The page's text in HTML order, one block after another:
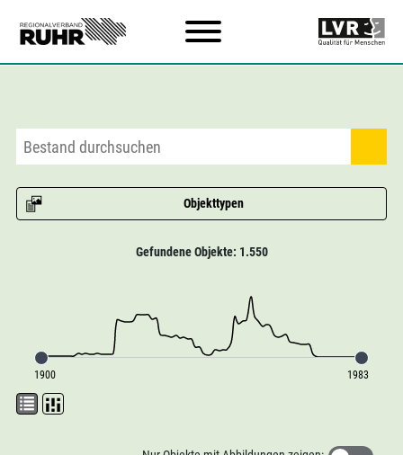
Objekttypen
Gefundene Objekte: 1.550
1900 1983